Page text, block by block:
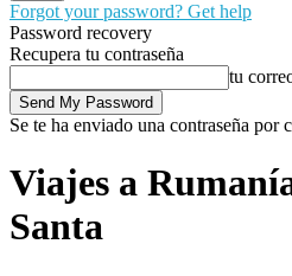
Forgot your password? Get help
Password recovery
Recupera tu contraseña
tu
Se te ha enviado una contraseña por
Viajes a
Santa